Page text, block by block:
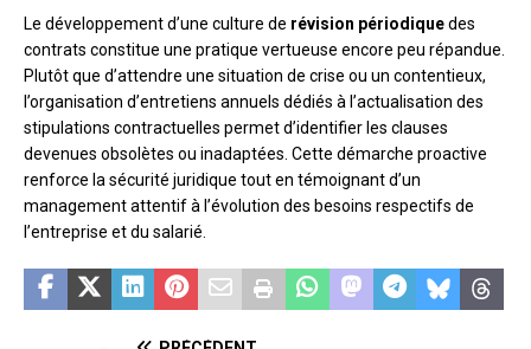
Le développement d’une culture de révision périodiquedes
contrats constitue une pratique vertueuse encore peu répandue.
Plutôt que d’attendre une situation de crise ou un contentieux,
l’organisation d’entretiens annuels dédiés à l’actualisation des
stipulations contractuelles permet d’identifier les clauses
devenues obsolètes ou inadaptées. Cette démarche proactive
renforce la sécurité juridique tout en témoignant d’un
management attentif à l’évolution des besoins respectifs de
l’entreprise et du salarié.